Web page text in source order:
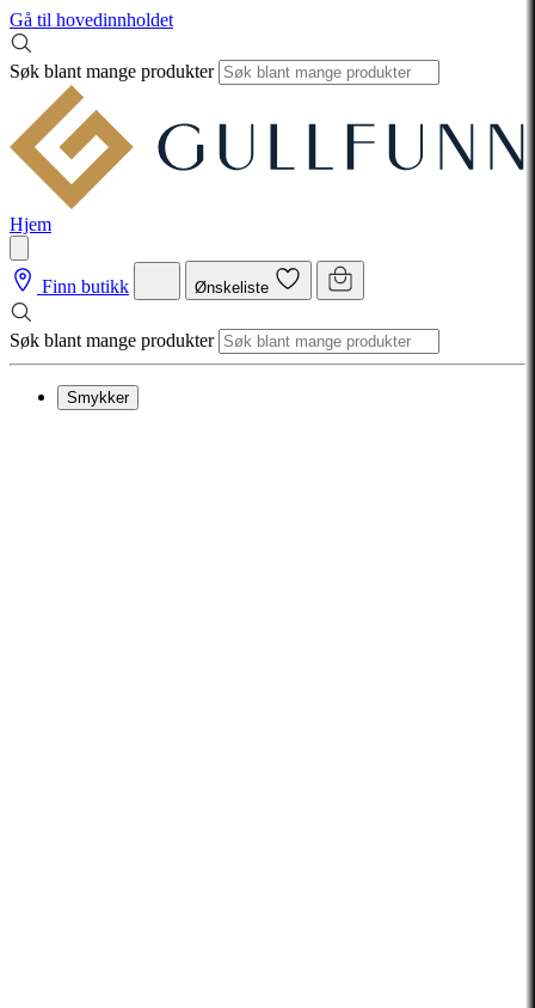
Gå til hovedinnholdet
Søk blant mange produkter
Hjem
Finn butikk Ønskeliste
Søk blant mange produkter
Smykker